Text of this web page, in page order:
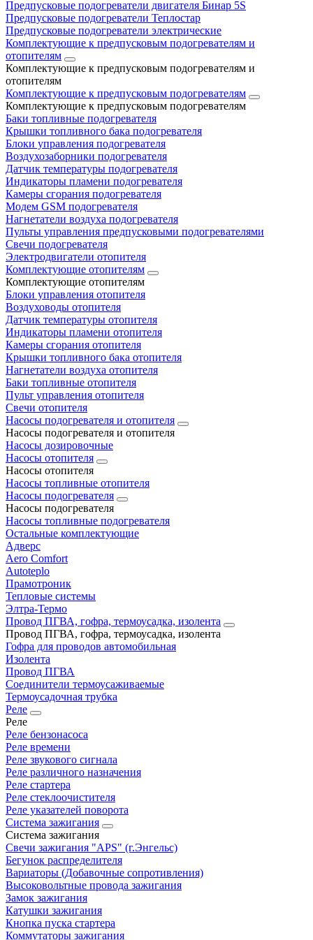
Предпусковые подогреватели двигателя Бинар 5S
Предпусковые подогреватели Теплостар
Предпусковые подогреватели электрические
Комплектующие к предпусковым подогревателям и
отопителям
Комплектующие к предпусковым подогревателям и
отопителям
Комплектующие к предпусковым подогревателям
Комплектующие к предпусковым подогревателям
Баки топливные подогревателя
Крышки топливного бака подогревателя
Блоки управления подогревателя
Воздухозаборники подогревателя
Датчик температуры подогревателя
Индикаторы пламени подогревателя
Камеры сгорания подогревателя
Модем GSM подогревателя
Нагнетатели воздуха подогревателя
Пульты управления предпусковыми подогревателями
Свечи подогревателя
Электродвигатели отопителя
Комплектующие отопителям
Комплектующие отопителям
Блоки управления отопителя
Воздуховоды отопителя
Датчик температуры отопителя
Индикаторы пламени отопителя
Камеры сгорания отопителя
Крышки топливного бака отопителя
Нагнетатели воздуха отопителя
Баки топливные отопителя
Пульт управления отопителя
Свечи отопителя
Насосы подогревателя и отопителя
Насосы подогревателя и отопителя
Насосы дозировочные
Насосы отопителя
Насосы отопителя
Насосы топливные отопителя
Насосы подогревателя
Насосы подогревателя
Насосы топливные подогревателя
Остальные комплектующие
Адверс
Aero Comfort
Autoteplo
Прамотроник
Тепловые системы
Элтра-Термо
Провод ПГВА, гофра, термоусадка, изолента
Провод ПГВА, гофра, термоусадка, изолента
Гофра для проводов автомобильная
Изолента
Провод ПГВА
Соединители термоусаживаемые
Термоусадочная трубка
Реле
Реле
Реле бензонасоса
Реле времени
Реле звукового сигнала
Реле различного назначения
Реле стартера
Реле стеклоочистителя
Реле указателей поворота
Система зажигания
Система зажигания
Свечи зажигания "APS" (г.Энгельс)
Бегунок распределителя
Вариаторы (Добавочные сопротивления)
Высоковольтные провода зажигания
Замок зажигания
Катушки зажигания
Кнопка пуска стартера
Коммутаторы зажигания